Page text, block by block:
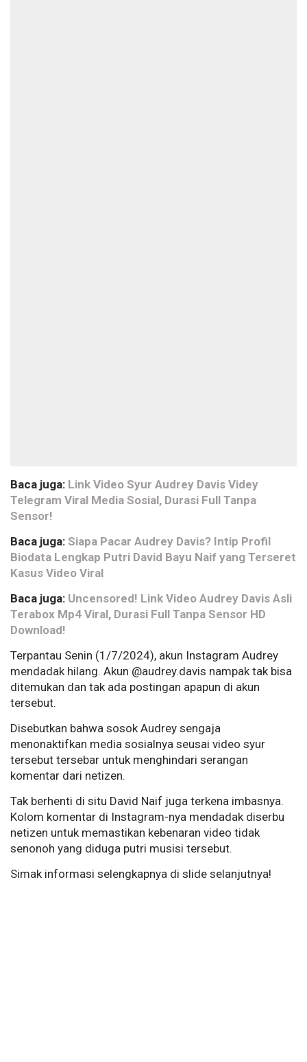
Baca juga: Link Video Syur Audrey Davis Videy
Telegram Viral Media Sosial, Durasi Full Tanpa
Sensor!
Baca juga: Siapa Pacar Audrey Davis? Intip Profil
Biodata Lengkap Putri David Bayu Naif yang Terseret
Kasus Video Viral
Baca juga: Uncensored! Link Video Audrey Davis Asli
Terabox Mp4 Viral, Durasi Full Tanpa Sensor HD
Download!
Terpantau Senin (1/7/2024), akun Instagram Audrey
mendadak hilang. Akun @audrey.davis nampak tak bisa
ditemukan dan tak ada postingan apapun di akun
tersebut.
Disebutkan bahwa sosok Audrey sengaja
menonaktifkan media sosialnya seusai video syur
tersebut tersebar untuk menghindari serangan
komentar dari netizen.
Tak berhenti di situ David Naif juga terkena imbasnya.
Kolom komentar di Instagram-nya mendadak diserbu
netizen untuk memastikan kebenaran video tidak
senonoh yang diduga putri musisi tersebut.
Simak informasi selengkapnya di slide selanjutnya!